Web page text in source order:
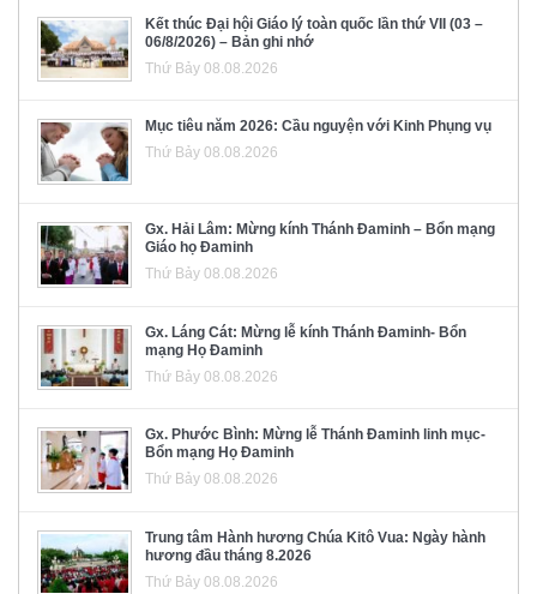
Kết thúc Đại hội Giáo lý toàn quốc lần thứ VII (03 –
06/8/2026) – Bản ghi nhớ
Thứ Bảy 08.08.2026
Mục tiêu năm 2026: Cầu nguyện với Kinh Phụng vụ
Thứ Bảy 08.08.2026
Gx. Hải Lâm: Mừng kính Thánh Đaminh – Bổn mạng
Giáo họ Đaminh
Thứ Bảy 08.08.2026
Gx. Láng Cát: Mừng lễ kính Thánh Đaminh- Bổn
mạng Họ Đaminh
Thứ Bảy 08.08.2026
Gx. Phước Bình: Mừng lễ Thánh Đaminh linh mục-
Bổn mạng Họ Đaminh
Thứ Bảy 08.08.2026
Trung tâm Hành hương Chúa Kitô Vua: Ngày hành
hương đầu tháng 8.2026
Thứ Bảy 08.08.2026